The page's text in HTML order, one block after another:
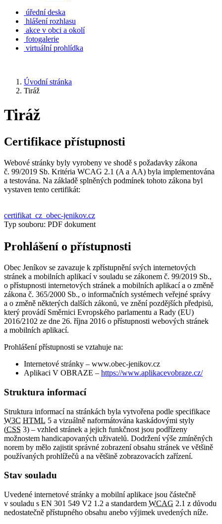
úřední deska
hlášení rozhlasu
akce v obci a okolí
fotogalerie
virtuální prohlídka
Úvodní stránka
Tiráž
Tiráž
Certifikace přístupnosti
Webové stránky byly vyrobeny ve shodě s požadavky zákona
č. 99/2019 Sb. Kritéria WCAG 2.1 (A a AA) byla implementována
a testována. Na základě splněných podmínek tohoto zákona byl
vystaven tento certifikát:
certifikat_cz_obec-jenikov.cz
Typ souboru: PDF dokument
Prohlášení o přístupnosti
Obec Jeníkov se zavazuje k zpřístupnění svých internetových
stránek a mobilních aplikací v souladu se zákonem č. 99/2019 Sb.,
o přístupnosti internetových stránek a mobilních aplikací a o změně
zákona č. 365/2000 Sb., o informačních systémech veřejné správy
a o změně některých dalších zákonů, ve znění pozdějších předpisů,
který provádí Směrnici Evropského parlamentu a Rady (EU)
2016/2102 ze dne 26. října 2016 o přístupnosti webových stránek
a mobilních aplikací.
Prohlášení přístupnosti se vztahuje na:
Internetové stránky – www.obec-jenikov.cz
Aplikaci V OBRAZE – https://www.aplikacevobraze.cz/
Struktura informací
Struktura informací na stránkách byla vytvořena podle specifikace
W3C HTML 5 a vizuálně naformátována kaskádovými styly
(CSS 3) – vzhled stránek a jejich funkčnost jsou podřízeny
možnostem handicapovaných uživatelů. Dodržení výše zmíněných
norem by mělo zajistit správné zobrazení obsahu stránek ve většině
používaných prohlížečů a na většině zobrazovacích zařízení.
Stav souladu
Uvedené internetové stránky a mobilní aplikace jsou částečně
v souladu s EN 301 549 V2 1.2 a standardem WCAG 2.1 z důvodu
nedostatečně přístupného obsahu anebo výjimek uvedených níže.